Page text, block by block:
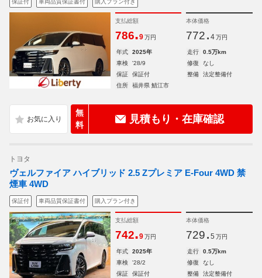
保証付 車両品質保証書付 購入プラン付き
支払総額
786.9 万円
本体価格
772. 4 万円
年式 2025年 走行
0.5万km
車検
'28/9 修復
なし
保証
保証付 整備
法定整備付
住所
福井県 鯖江市
無
料
見積もり・在庫確認
トヨタ
ヴェルファイア ハイブリッド 2.5 Zプレミア E-Four 4WD 禁
煙車 4WD
保証付 車両品質保証書付 購入プラン付き
支払総額
742.9 万円
本体価格
729. 5 万円
年式 2025年 走行
0.5万km
車検
'28/2 修復
なし
保証
保証付 整備
法定整備付